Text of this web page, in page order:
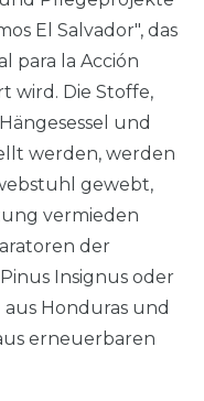
El Salvador", das
para la Acción
wird. Die Stoffe,
und
werden, werden
gewebt,
vermieden
der
Insignus oder
Honduras und
erneuerbaren